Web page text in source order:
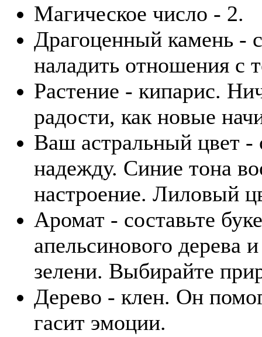
Магическое число - 2.
Драгоценный камень -
наладить отношения с
Растение - кипарис.
радости, как новые
Ваш астральный цвет -
надежду. Синие тона
настроение. Лиловый
Аромат - составьте
апельсинового дерева
зелени. Выбирайте
Дерево - клен. Он
гасит эмоции.